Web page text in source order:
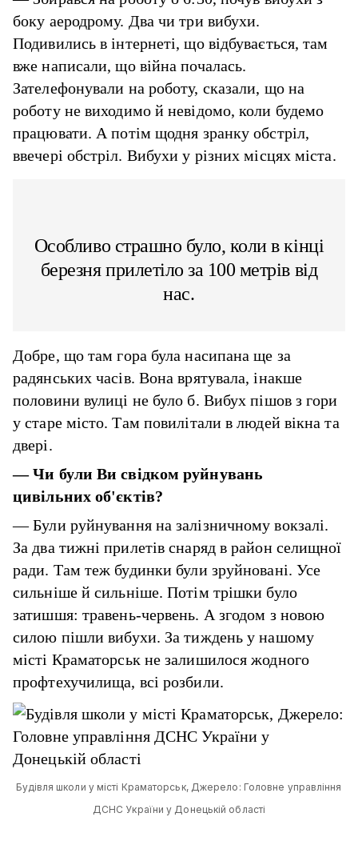
боку аеродрому. Два чи три вибухи.
Подивились в інтернеті, що відбувається, там
вже написали, що війна почалась.
Зателефонували на роботу, сказали, що на
роботу не виходимо й невідомо, коли будемо
працювати. А потім щодня зранку обстріл,
ввечері обстріл. Вибухи у різних місцях міста.
Особливо страшно було, коли в кінці
березня прилетіло за 100 метрів від
нас.
Добре, що там гора була насипана ще за
радянських часів. Вона врятувала, інакше
половини вулиці не було б. Вибух пішов з гори
у старе місто. Там повилітали в людей вікна та
двері.
— Чи були Ви свідком руйнувань
цивільних об'єктів?
— Були руйнування на залізничному вокзалі.
За два тижні прилетів снаряд в район селищної
ради. Там теж будинки були зруйновані. Усе
сильніше й сильніше. Потім трішки було
затишшя: травень-червень. А згодом з новою
силою пішли вибухи. За тиждень у нашому
місті Краматорськ не залишилося жодного
профтехучилища, всі розбили.
Будівля школи у місті Краматорськ, Джерело: Головне управління
ДСНС України у Донецькій області